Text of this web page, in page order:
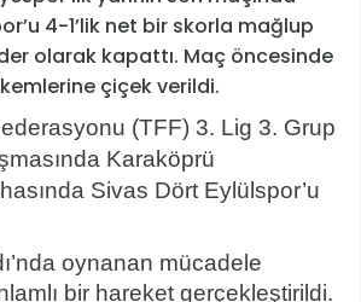
4-1’lik net bir skorla mağlup
olarak kapattı. Maç öncesinde
çiçek verildi.
(TFF) 3. Lig 3. Grup
Karaköprü
Sivas Dört Eylülspor’u
oynanan mücadele
bir hareket gerçekleştirildi.